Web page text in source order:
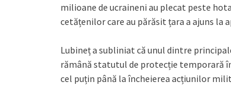
milioane de ucraineni au plecat peste
cetățenilor care au părăsit țara a ajuns la
Lubineț a subliniat că unul dintre
rămână statutul de protecție temporară
cel puțin până la încheierea acțiunilor